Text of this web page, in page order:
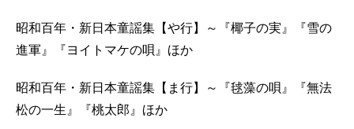
昭和百年・新日本童謡集【や行】～『椰子の実』『雪の
進軍』『ヨイトマケの唄』ほか
昭和百年・新日本童謡集【ま行】～『毬藻の唄』『無法
松の一生』『桃太郎』ほか